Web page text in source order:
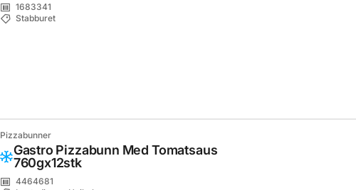
1683341
Stabburet
Pizzabunner
Gastro Pizzabunn Med Tomatsaus
760gx12stk
4464681